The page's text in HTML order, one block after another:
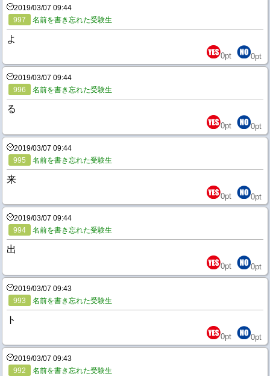
2019/03/07 09:44
997
名前を書き忘れた受験生
よ
0pt 0pt
2019/03/07 09:44
996
名前を書き忘れた受験生
る
0pt 0pt
2019/03/07 09:44
995
名前を書き忘れた受験生
来
0pt 0pt
2019/03/07 09:44
994
名前を書き忘れた受験生
出
0pt 0pt
2019/03/07 09:43
993
名前を書き忘れた受験生
ト
0pt 0pt
2019/03/07 09:43
992
名前を書き忘れた受験生